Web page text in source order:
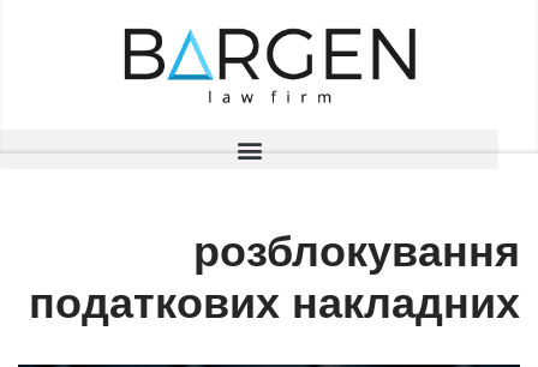
розблокування
податкових накладних